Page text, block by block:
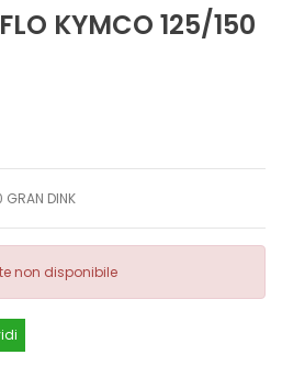
KYMCO 125/150
DINK
non disponibile